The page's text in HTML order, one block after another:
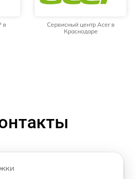
в
Сервисный центр Acer в
Краснодаре